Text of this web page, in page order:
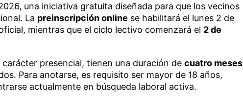
una iniciativa gratuita diseñada para que los vecinos
La preinscripción online se habilitará el lunes 2 de
mientras que el ciclo lectivo comenzará el 2 de
presencial, tienen una duración de cuatro meses
Para anotarse, es requisito ser mayor de 18 años,
actualmente en búsqueda laboral activa.